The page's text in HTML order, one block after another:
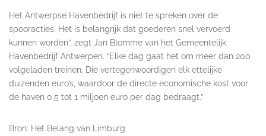
Het Antwerpse Havenbedrijf is niet te spreken over de
spooracties. Het is belangrijk dat goederen snel vervoerd
kunnen worden”, zegt Jan Blomme van het Gemeentelijk
Havenbedrijf Antwerpen. “Elke dag gaat het om meer dan 200
volgeladen treinen. Die vertegenwoordigen elk ettelijke
duizenden euro’s, waardoor de directe economische kost voor
de haven 0,5 tot 1 miljoen euro per dag bedraagt.”
Bron: Het Belang van Limburg